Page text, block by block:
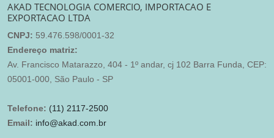
AKAD TECNOLOGIA COMERCIO, IMPORTACAO E
EXPORTACAO LTDA
CNPJ: 59.476.598/0001-32
Endereço matriz:
Av. Francisco Matarazzo, 404 - 1º andar, cj 102 Barra Funda, CEP:
05001-000, São Paulo - SP
Telefone: (11) 2117-2500
Email: info@akad.com.br